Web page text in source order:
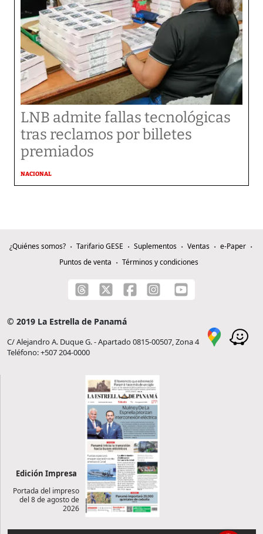
LNB admite fallas tecnológicas
tras reclamos por billetes
premiados
NACIONAL
¿Quiénes somos? Tarifario GESE Suplementos Ventas
e-Paper
Puntos de venta
Términos y condiciones
© 2019 La Estrella de Panamá
C/ Alejandro A. Duque G. - Apartado 0815-00507, Zona 4
Teléfono: +507 204-0000
Edición Impresa
Portada del impreso
del 8 de agosto de
2026